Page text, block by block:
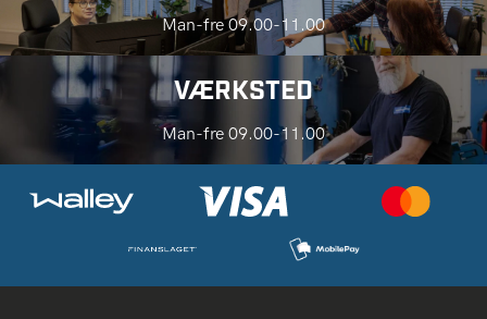
Man-fre 09.00-11.00
VÆRKSTED
Man-fre 09.00-11.00